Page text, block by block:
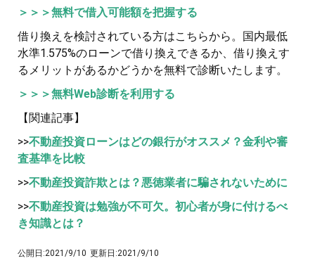
＞＞＞無料で借入可能額を把握する
借り換えを検討されている方はこちらから。国内最低
水準1.575%のローンで借り換えできるか、借り換えす
るメリットがあるかどうかを無料で診断いたします。
＞＞＞無料Web診断を利用する
【関連記事】
>>不動産投資ローンはどの銀行がオススメ？金利や審
査基準を比較
>>不動産投資詐欺とは？悪徳業者に騙されないために
>>不動産投資は勉強が不可欠。初心者が身に付けるべ
き知識とは？
公開日:2021/9/10 更新日:2021/9/10